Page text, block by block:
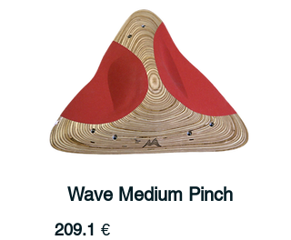
Wave Medium Pinch
209.1 €